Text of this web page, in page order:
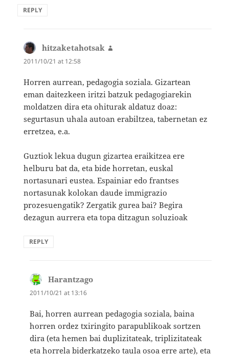
REPLY
hitzaketahotsak
2011/10/21 at 12:58
Horren aurrean, pedagogia soziala. Gizartean
eman daitezkeen iritzi batzuk pedagogiarekin
moldatzen dira eta ohiturak aldatuz doaz:
segurtasun uhala autoan erabiltzea, tabernetan ez
erretzea, e.a.
Guztiok lekua dugun gizartea eraikitzea ere
helburu bat da, eta bide horretan, euskal
nortasunari eustea. Espainiar edo frantses
nortasunak kolokan daude immigrazio
prozesuengatik? Zergatik gurea bai? Begira
dezagun aurrera eta topa ditzagun soluzioak
REPLY
Harantzago
2011/10/21 at 13:16
Bai, horren aurrean pedagogia soziala, baina
horren ordez txiringito parapublikoak sortzen
dira (eta hemen bai duplizitateak, triplizitateak
eta horrela biderkatzeko taula osoa erre arte), eta